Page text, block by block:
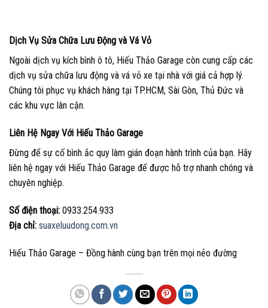
Dịch Vụ Sửa Chữa Lưu Động và Vá Vỏ
Ngoài dịch vụ kích bình ô tô, Hiếu Thảo Garage còn cung cấp các
dịch vụ sửa chữa lưu động và vá vỏ xe tại nhà với giá cả hợp lý.
Chúng tôi phục vụ khách hàng tại TP.HCM, Sài Gòn, Thủ Đức và
các khu vực lân cận.
Liên Hệ Ngay Với Hiếu Thảo Garage
Đừng để sự cố bình ắc quy làm gián đoạn hành trình của bạn. Hãy
liên hệ ngay với Hiếu Thảo Garage để được hỗ trợ nhanh chóng và
chuyên nghiệp.
Số điện thoại: 0933.254.933
Địa chỉ: suaxeluudong.com.vn
Hiếu Thảo Garage – Đồng hành cùng bạn trên mọi nẻo đường